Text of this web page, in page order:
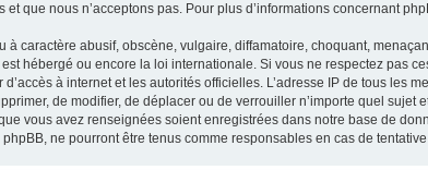
que nous n’acceptons pas. Pour plus d’informations concernant
à caractère abusif, obscène, vulgaire, diffamatoire, choquant,
hébergé ou encore la loi internationale. Si vous ne respectez pas
à internet et les autorités officielles. L’adresse IP de tous les
de modifier, de déplacer ou de verrouiller n’importe quel
vous avez renseignées soient enregistrées dans notre base de
ne pourront être tenus comme responsables en cas de